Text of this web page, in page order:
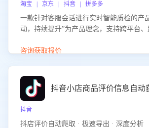
淘宝 | 京东 | 抖音 | 拼多多
一款针对客服会话进行实时智能质检的产
动，持续提升”为产品理念，支持跨平台
升客服团队的销服能力。
咨询获取报价
抖音小店商品评价信息自动
抖音
抖店评价自动爬取 · 极速导出 · 深度分析